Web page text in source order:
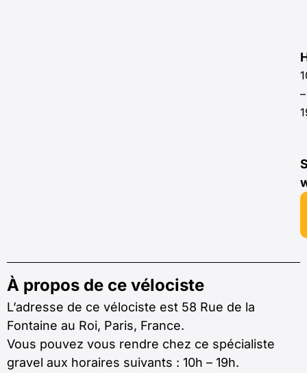
–
À propos de ce vélociste
L’adresse de ce vélociste est 58 Rue de la
Fontaine au Roi, Paris, France.
Vous pouvez vous rendre chez ce spécialiste
gravel aux horaires suivants : 10h – 19h.